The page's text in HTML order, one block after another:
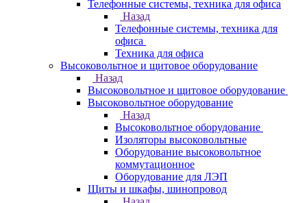
Телефонные системы, техника для офиса
Назад
Телефонные системы, техника для
офиса
Техника для офиса
Высоковольтное и щитовое оборудование
Назад
Высоковольтное и щитовое оборудование
Высоковольтное оборудование
Назад
Высоковольтное оборудование
Изоляторы высоковольтные
Оборудование высоковольтное
коммутационное
Оборудование для ЛЭП
Щиты и шкафы, шинопровод